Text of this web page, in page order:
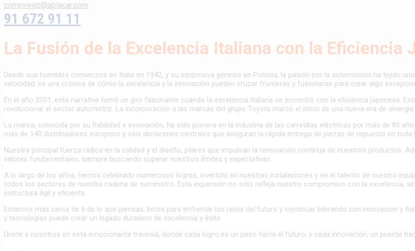
correoweb@ablacar.com
91 672 91 11
La Fusión de la Excelencia Italiana con la Eficiencia
Desde sus humildes comienzos en Italia en 1942, y su sorpresiva génesis en Polonia, la pasión por la automoción ha tejido
velocidad; es una crónica de cómo la excelencia y la innovación pueden cruzar fronteras y fusionarse para crear algo
En el año 2001, esta narrativa tomó un giro fascinante cuando la excelencia italiana se encontró con la eficiencia japonesa.
revolucionar el sector automotriz. La incorporación a las marcas del grupo Toyota marcó el inicio de una nueva era de
La marca, conocida por su fiabilidad e innovación, ha sido pionera en la industria de las carretillas eléctricas por más de 80
más de 140 distribuidores europeos y seis almacenes centrales que aseguran la rápida entrega de piezas de repuesto en toda
Nuestra principal fuerza radica en la calidad y el diseño, pilares que impulsan la renovación continua de nuestros productos.
valores fundamentales, siempre buscando superar nuestros límites y expectativas.
A lo largo de los años, hemos celebrado numerosos logros, invertido en nuestras instalaciones y en el talento de nuestro
todos los sectores de nuestra cadena de suministro. Esta expansión no solo refleja nuestro compromiso con la excelencia,
estructura ágil y eficiente.
Estamos más cerca de ti de lo que piensas, listos para enfrentar los retos del futuro y continuar liderando con innovación y
y tecnologías puede crear un legado duradero de excelencia y éxito.
Únete a nosotros en esta emocionante travesía, donde cada logro es un paso hacia el futuro, y cada innovación, un puente